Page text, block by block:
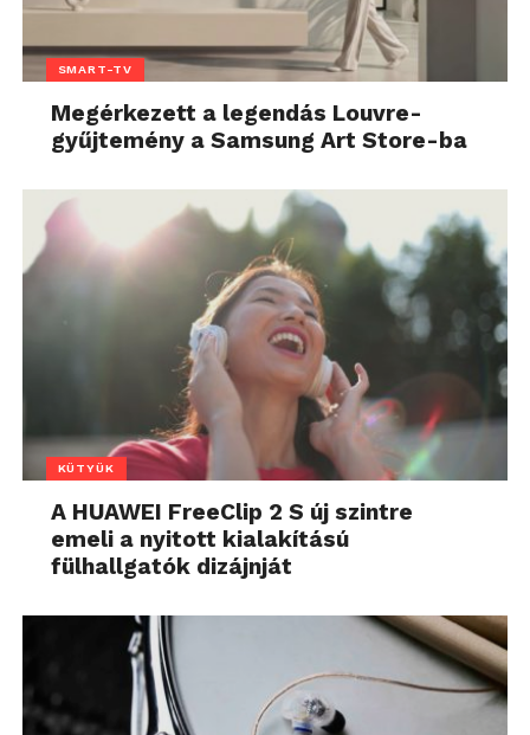
SMART-TV
Megérkezett a legendás Louvre-
gyűjtemény a Samsung Art Store-ba
KÜTYÜK
A HUAWEI FreeClip 2 S új szintre
emeli a nyitott kialakítású
fülhallgatók dizájnját